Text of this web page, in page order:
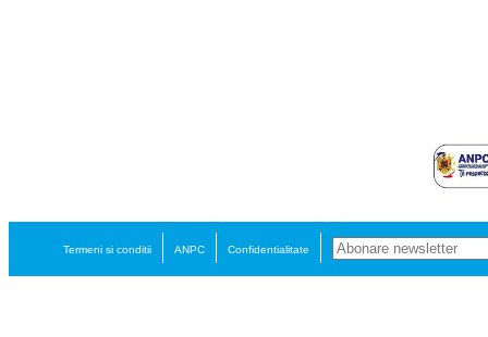
Termeni si conditii ANPC Confidentialitate